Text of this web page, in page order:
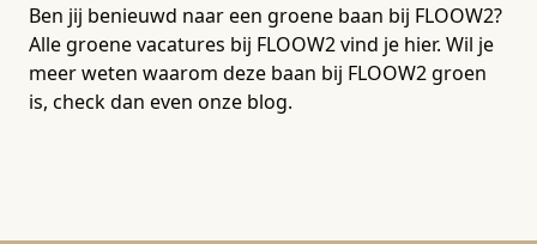
Ben jij benieuwd naar een groene baan bij FLOOW2?
Alle groene vacatures bij FLOOW2 vind je hier. Wil je
meer weten waarom deze baan bij FLOOW2 groen
is, check dan even onze blog.